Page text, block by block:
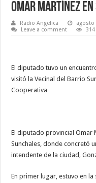
Omar Martínez
Radio Angelica agosto
Leave a comment
314
El diputado tuvo un
visitó la Vecinal del Barrio
Cooperativa
El diputado provincial Omar
Sunchales, donde concretó
intendente de la ciudad,
En primer lugar, estuvo en